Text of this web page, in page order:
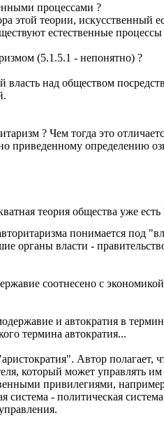
процессами ?
этой теории, искусственный
естественные
(5.1.5.1 - непонятно) ?
власть над обществом
? Чем тогда это
приведенному определению
теория общества уже есть
понимается под
органы власти -
соотнесено с
и автократия в
термина автократия...
Автор полагает,
который может управлять
привилегиями,
система - политическая